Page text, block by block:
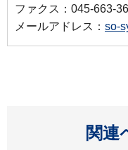
ファクス：045-663-
メールアドレス： so-
関連